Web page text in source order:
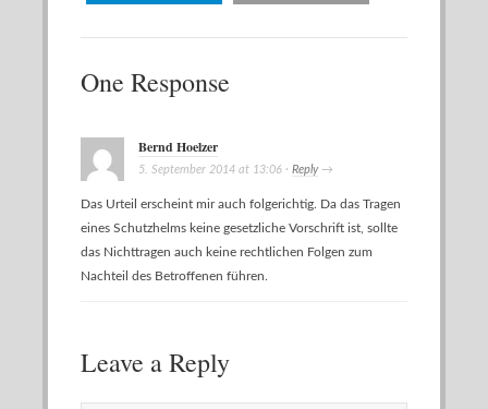
One Response
Bernd Hoelzer
5. September 2014 at 13:06 · Reply→
Das Urteil erscheint mir auch folgerichtig. Da das Tragen
eines Schutzhelms keine gesetzliche Vorschrift ist, sollte
das Nichttragen auch keine rechtlichen Folgen zum
Nachteil des Betroffenen führen.
Leave a Reply